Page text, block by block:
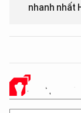
nhanh nhất
Ý KIẾN